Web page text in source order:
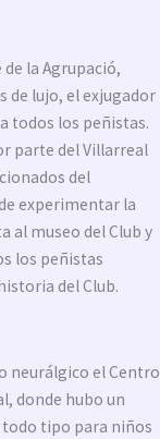
la Agrupació,
de lujo, el exjugador
todos los peñistas.
parte del Villarreal
del
experimentar la
al museo del Club y
los peñistas
del Club.
neurálgico el Centro
donde hubo un
tipo para niños